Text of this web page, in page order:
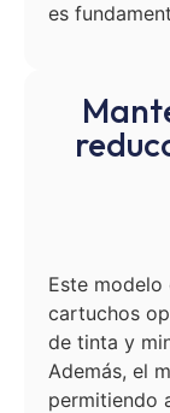
es
Este modelo
cartuchos
de tinta y
Además, el
permitiendo